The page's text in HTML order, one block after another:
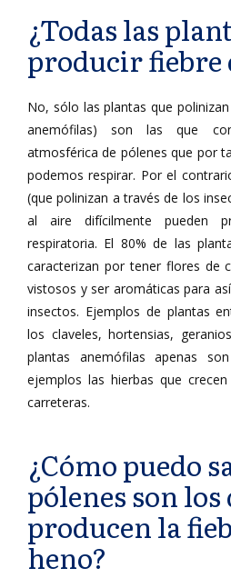
¿Todas las
producir fiebre
No, sólo las plantas que
anemófilas) son las que
atmosférica de pólenes que por
podemos respirar. Por el
(que polinizan a través de los
al aire difícilmente pueden
respiratoria. El 80% de las
caracterizan por tener flores de
vistosos y ser aromáticas para
insectos. Ejemplos de plantas
los claveles, hortensias,
plantas anemófilas apenas
ejemplos las hierbas que
carreteras.
¿Cómo puedo
pólenes son los
producen la
heno?